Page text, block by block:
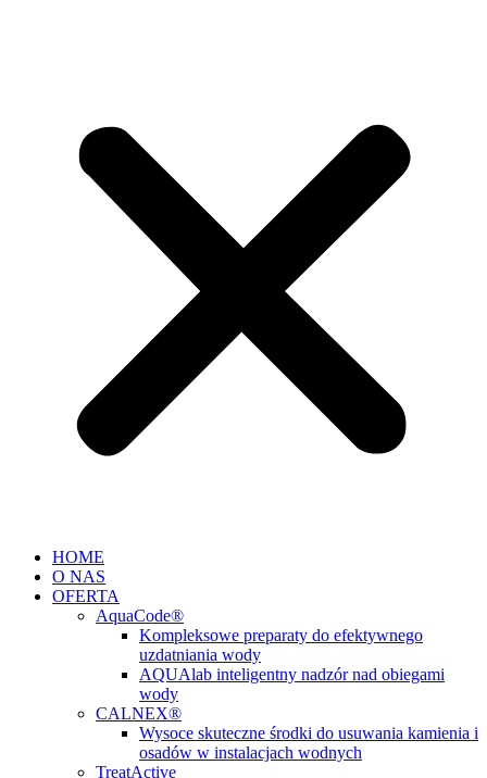
HOME
O NAS
OFERTA
AquaCode®
Kompleksowe preparaty do efektywnego
uzdatniania wody
AQUAlab inteligentny nadzór nad obiegami
wody
CALNEX®
Wysoce skuteczne środki do usuwania kamienia i
osadów w instalacjach wodnych
TreatActive